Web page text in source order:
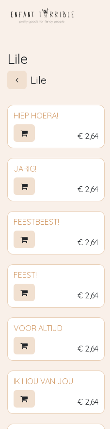
Lile
Lile
HIEP HOERA!
€ 2,64
JARIG!
€ 2,64
FEESTBEEST!
€ 2,64
FEEST!
€ 2,64
VOOR ALTIJD
€ 2,64
IK HOU VAN JOU
€ 2,64